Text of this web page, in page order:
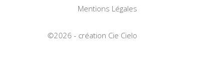
Mentions Légales
©2026 - création Cie Cielo